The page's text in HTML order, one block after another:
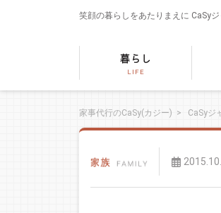
笑顔の暮らしをあたりまえに CaSy
家事代行のCaSy(カジー) > CaSyジ